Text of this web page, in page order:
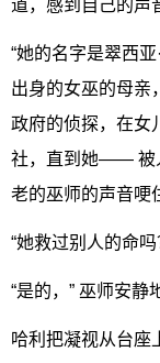
道，感到自己的声
“她的名字是翠西
出身的女巫的母亲
政府的侦探，在女
社，直到她—— 被
老的巫师的声音哽
“她救过别人的命吗
“是的，” 巫师安静
哈利把凝视从台座